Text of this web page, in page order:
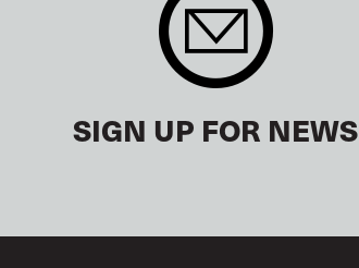
SIGN UP FOR NEWS